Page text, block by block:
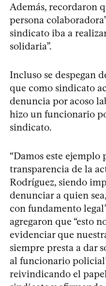
Además, recordaron
persona
sindicato iba a
solidaria”.
Incluso se despegan
que como sindicato
denuncia por acoso
hizo un funcionario
sindicato.
“Damos este ejemplo
transparencia de la
Rodríguez, siendo
denunciar a quien
con fundamento
agregaron que “esto
evidenciar que
siempre presta a dar
al funcionario
reivindicando el